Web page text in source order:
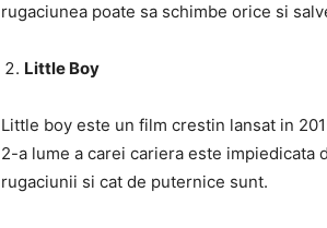
rugaciunea poate sa schimbe orice si
Little Boy
Little boy este un film crestin lansat in
2-a lume a carei cariera este impiedicata
rugaciunii si cat de puternice sunt.